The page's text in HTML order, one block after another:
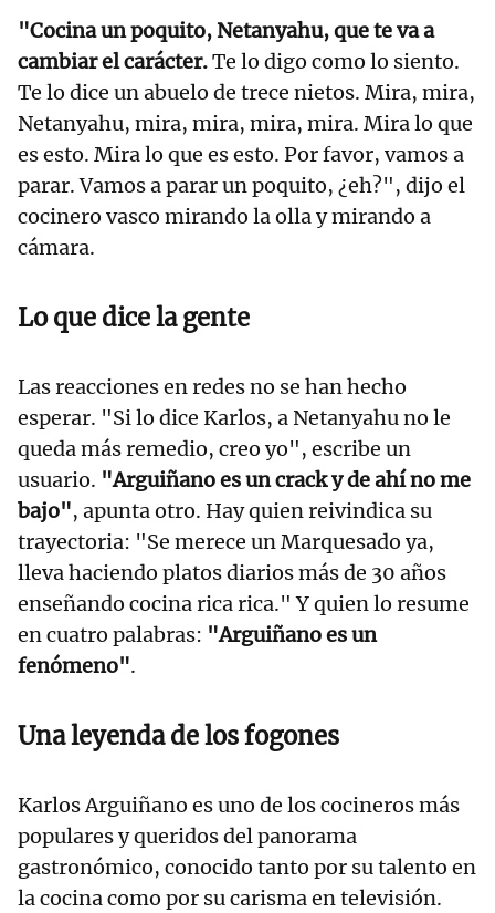
"Cocina un poquito, Netanyahu, que te va a
cambiar el carácter.Te lo digo como lo siento.
Te lo dice un abuelo de trece nietos. Mira, mira,
Netanyahu, mira, mira, mira, mira. Mira lo que
es esto. Mira lo que es esto. Por favor, vamos a
parar. Vamos a parar un poquito, ¿eh?", dijo el
cocinero vasco mirando la olla y mirando a
cámara.
Lo que dice la gente
Las reacciones en redes no se han hecho
esperar. "Si lo dice Karlos, a Netanyahu no le
queda más remedio, creo yo", escribe un
usuario. "Arguiñano es un crack y de ahí no me
bajo", apunta otro. Hay quien reivindica su
trayectoria: "Se merece un Marquesado ya,
lleva haciendo platos diarios más de 30 años
enseñando cocina rica rica." Y quien lo resume
en cuatro palabras: "Arguiñano es un
fenómeno".
Una leyenda de los fogones
Karlos Arguiñano es uno de los cocineros más
populares y queridos del panorama
gastronómico, conocido tanto por su talento en
la cocina como por su carisma en televisión.